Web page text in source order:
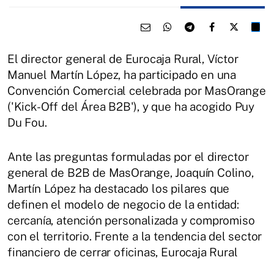
El director general de Eurocaja Rural, Víctor
Manuel Martín López, ha participado en una
Convención Comercial celebrada por MasOrange
('Kick-Off del Área B2B'), y que ha acogido Puy
Du Fou.
Ante las preguntas formuladas por el director
general de B2B de MasOrange, Joaquín Colino,
Martín López ha destacado los pilares que
definen el modelo de negocio de la entidad:
cercanía, atención personalizada y compromiso
con el territorio. Frente a la tendencia del sector
financiero de cerrar oficinas, Eurocaja Rural